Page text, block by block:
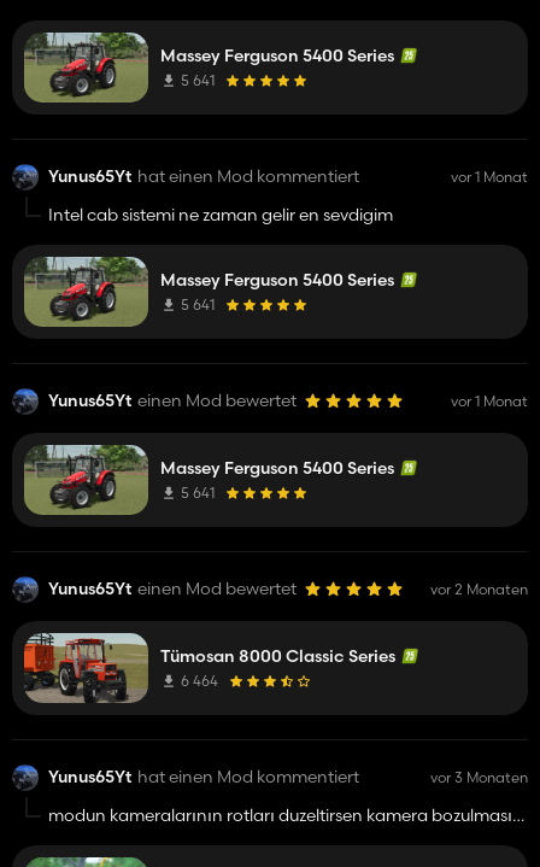
Massey Ferguson 5400 Series
5 641
Yunus65Yt hat einen Mod kommentiert vor 1 Monat
Intel cab sistemi ne zaman gelir en sevdigim
Massey Ferguson 5400 Series
5 641
Yunus65Yt einen Mod bewertet vor 1 Monat
Massey Ferguson 5400 Series
5 641
Yunus65Yt einen Mod bewertet vor 2 Monaten
Tümosan 8000 Classic Series
6 464
Yunus65Yt hat einen Mod kommentiert vor 3 Monaten
modun kameralarının rotları duzeltirsen kamera bozulması